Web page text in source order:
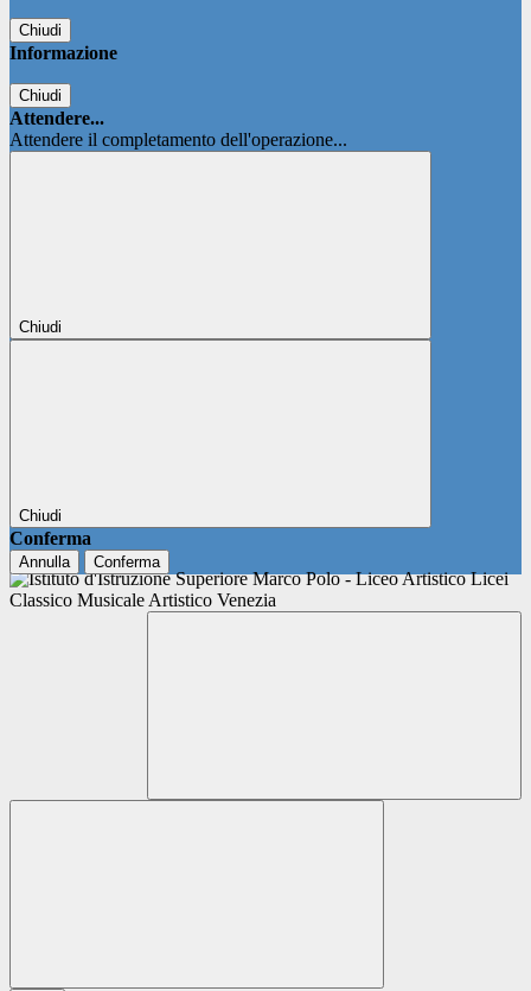
Chiudi
Informazione
Chiudi
Attendere...
Attendere il completamento dell'operazione...
Chiudi
Chiudi
Conferma
Annulla Conferma